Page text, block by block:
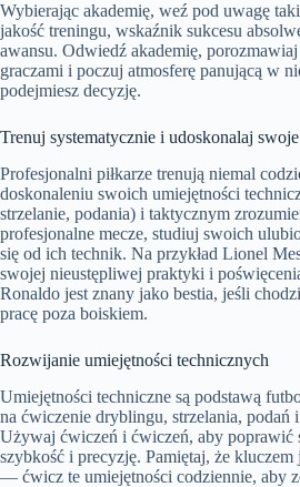
Wybierając akademię, weź pod uwagę
jakość treningu, wskaźnik sukcesu
awansu. Odwiedź akademię,
graczami i poczuj atmosferę panującą w
podejmiesz decyzję.
Trenuj systematycznie i udoskonalaj
Profesjonalni piłkarze trenują niemal
doskonaleniu swoich umiejętności
strzelanie, podania) i taktycznym
profesjonalne mecze, studiuj swoich
się od ich technik. Na przykład Lionel
swojej nieustępliwej praktyki i
Ronaldo jest znany jako bestia, jeśli
pracę poza boiskiem.
Rozwijanie umiejętności technicznych
Umiejętności techniczne są podstawą
na ćwiczenie dryblingu, strzelania, podań
Używaj ćwiczeń i ćwiczeń, aby poprawić
szybkość i precyzję. Pamiętaj, że kluczem
— ćwicz te umiejętności codziennie, aby